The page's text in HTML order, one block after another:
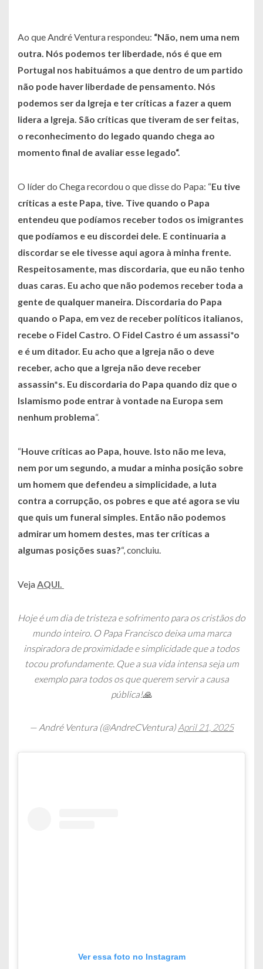
Ao que André Ventura respondeu: “Não, nem uma nem
outra. Nós podemos ter liberdade, nós é que em
Portugal nos habituámos a que dentro de um partido
não pode haver liberdade de pensamento. Nós
podemos ser da Igreja e ter críticas a fazer a quem
lidera a Igreja. São críticas que tiveram de ser feitas,
o reconhecimento do legado quando chega ao
momento final de avaliar esse legado“.
O líder do Chega recordou o que disse do Papa: “Eu tive
críticas a este Papa, tive. Tive quando o Papa
entendeu que podíamos receber todos os imigrantes
que podíamos e eu discordei dele. E continuaria a
discordar se ele tivesse aqui agora à minha frente.
Respeitosamente, mas discordaria, que eu não tenho
duas caras. Eu acho que não podemos receber toda a
gente de qualquer maneira. Discordaria do Papa
quando o Papa, em vez de receber políticos italianos,
recebe o Fidel Castro. O Fidel Castro é um assassi*o
e é um ditador. Eu acho que a Igreja não o deve
receber, acho que a Igreja não deve receber
assassin*s. Eu discordaria do Papa quando diz que o
Islamismo pode entrar à vontade na Europa sem
nenhum problema“.
“Houve críticas ao Papa, houve. Isto não me leva,
nem por um segundo, a mudar a minha posição sobre
um homem que defendeu a simplicidade, a luta
contra a corrupção, os pobres e que até agora se viu
que quis um funeral simples. Então não podemos
admirar um homem destes, mas ter críticas a
algumas posições suas?“, concluiu.
VejaAQUI.
Hoje é um dia de tristeza e sofrimento para os cristãos do
mundo inteiro. O Papa Francisco deixa uma marca
inspiradora de proximidade e simplicidade que a todos
tocou profundamente. Que a sua vida intensa seja um
exemplo para todos os que querem servir a causa
pública!🙏
— André Ventura (@AndreCVentura) April 21, 2025
Ver essa foto no Instagram